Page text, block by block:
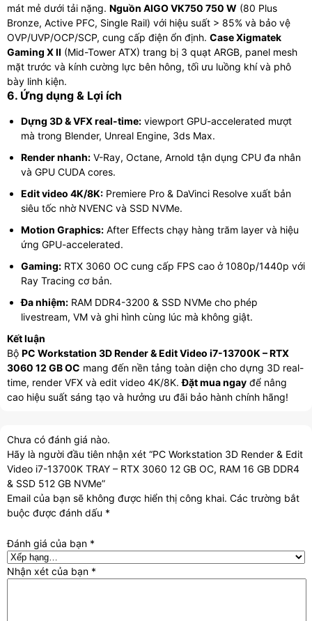
mát mẻ dưới tải nặng. Nguồn AIGO VK750 750 W (80 Plus
Bronze, Active PFC, Single Rail) với hiệu suất > 85% và bảo vệ
OVP/UVP/OCP/SCP, cung cấp điện ổn định. Case Xigmatek
Gaming X II (Mid-Tower ATX) trang bị 3 quạt ARGB, panel mesh
mặt trước và kính cường lực bên hông, tối ưu luồng khí và phô
bày linh kiện.
6. Ứng dụng & Lợi ích
Dựng 3D & VFX real-time: viewport GPU-accelerated mượt
mà trong Blender, Unreal Engine, 3ds Max.
Render nhanh: V-Ray, Octane, Arnold tận dụng CPU đa nhân
và GPU CUDA cores.
Edit video 4K/8K: Premiere Pro & DaVinci Resolve xuất bản
siêu tốc nhờ NVENC và SSD NVMe.
Motion Graphics: After Effects chạy hàng trăm layer và hiệu
ứng GPU-accelerated.
Gaming: RTX 3060 OC cung cấp FPS cao ở 1080p/1440p với
Ray Tracing cơ bản.
Đa nhiệm: RAM DDR4-3200 & SSD NVMe cho phép
livestream, VM và ghi hình cùng lúc mà không giật.
Kết luận
Bộ PC Workstation 3D Render & Edit Video i7-13700K – RTX
3060 12 GB OC mang đến nền tảng toàn diện cho dựng 3D real-
time, render VFX và edit video 4K/8K.Đặt mua ngay để nâng
cao hiệu suất sáng tạo và hưởng ưu đãi bảo hành chính hãng!
Chưa có đánh giá nào.
Hãy là người đầu tiên nhận xét “PC Workstation 3D Render & Edit
Video i7-13700K TRAY – RTX 3060 12 GB OC, RAM 16 GB DDR4
& SSD 512 GB NVMe”
Email của bạn sẽ không được hiển thị công khai. Các trường bắt
buộc được đánh dấu *
Đánh giá của bạn *
Nhận xét của bạn *